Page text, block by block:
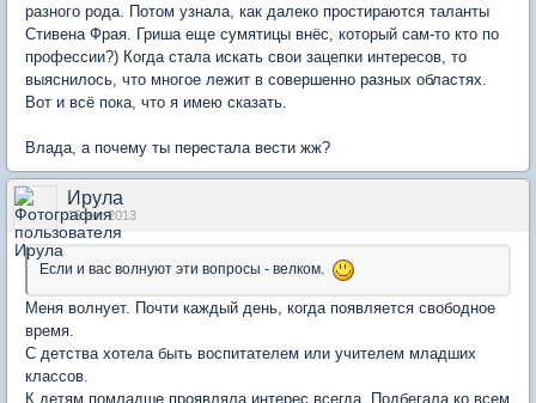
разного рода. Потом узнала, как далеко простираются таланты
Стивена Фрая. Гриша еще сумятицы внёс, который сам-то кто по
профессии?) Когда стала искать свои зацепки интересов, то
выяснилось, что многое лежит в совершенно разных областях.
Вот и всё пока, что я имею сказать.
Влада, а почему ты перестала вести жж?
Ирула
15 авг 2013
Если и вас волнуют эти вопросы - велком.
Меня волнует. Почти каждый день, когда появляется свободное
время.
С детства хотела быть воспитателем или учителем младших
классов.
К детям помладше проявляла интерес всегда. Подбегала ко всем